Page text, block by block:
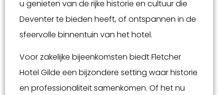
u genieten van de rijke historie en cultuur die
Deventer te bieden heeft, of ontspannen in de
sfeervolle binnentuin van het hotel.
Voor zakelijke bijeenkomsten biedt Fletcher
Hotel Gilde een bijzondere setting waar historie
en professionaliteit samenkomen. Of het nu